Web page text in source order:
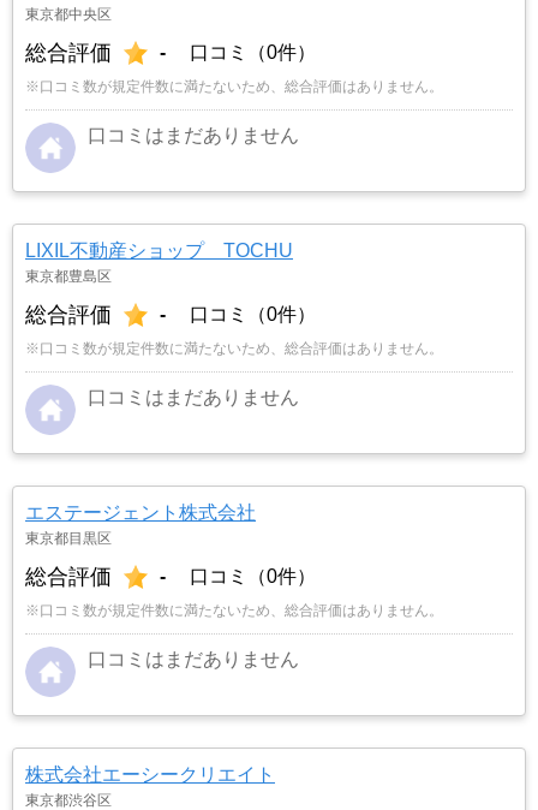
東京都中央区
総合評価 - 口コミ（0件）
※口コミ数が規定件数に満たないため、総合評価はありません。
口コミはまだありません
LIXIL不動産ショップ TOCHU
東京都豊島区
総合評価 - 口コミ（0件）
※口コミ数が規定件数に満たないため、総合評価はありません。
口コミはまだありません
エステージェント株式会社
東京都目黒区
総合評価 - 口コミ（0件）
※口コミ数が規定件数に満たないため、総合評価はありません。
口コミはまだありません
株式会社エーシークリエイト
東京都渋谷区